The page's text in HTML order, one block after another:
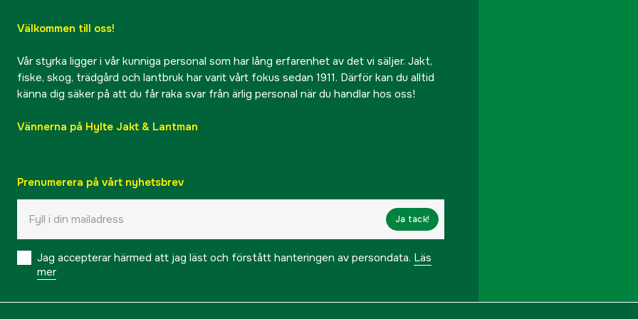
Välkommen till oss!
Vår styrka ligger i vår kunniga personal som har lång erfarenhet av det vi säljer. Jakt,
fiske, skog, trädgård och lantbruk har varit vårt fokus sedan 1911. Därför kan du alltid
känna dig säker på att du får raka svar från ärlig personal när du handlar hos oss!
Vännerna på Hylte Jakt & Lantman
Prenumerera på vårt nyhetsbrev
Ja tack!
Jag accepterar härmed att jag läst och förstått hanteringen av persondata. Läs
mer